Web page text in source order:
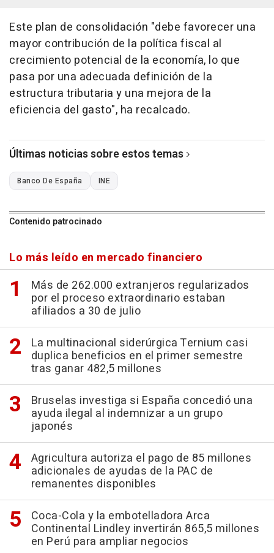
Este plan de consolidación "debe favorecer una
mayor contribución de la política fiscal al
crecimiento potencial de la economía, lo que
pasa por una adecuada definición de la
estructura tributaria y una mejora de la
eficiencia del gasto", ha recalcado.
Últimas noticias sobre estos temas
Banco De España INE
Contenido patrocinado
Lo más leído en mercado financiero
Más de 262.000 extranjeros regularizados
por el proceso extraordinario estaban
afiliados a 30 de julio
La multinacional siderúrgica Ternium casi
duplica beneficios en el primer semestre
tras ganar 482,5 millones
Bruselas investiga si España concedió una
ayuda ilegal al indemnizar a un grupo
japonés
Agricultura autoriza el pago de 85 millones
adicionales de ayudas de la PAC de
remanentes disponibles
Coca-Cola y la embotelladora Arca
Continental Lindley invertirán 865,5 millones
en Perú para ampliar negocios